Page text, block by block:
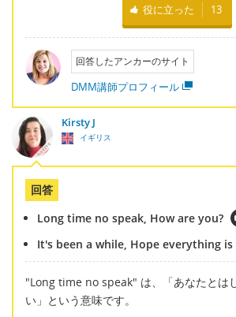
役に立った 13
回答したアンカーのサイト
DMM講師プロフィール
Kirsty J
イギリス
回答
Long time no speak, How are you?
It's been a while, Hope everything is
"Long time no speak" は、「あなたとは
い」という意味です。